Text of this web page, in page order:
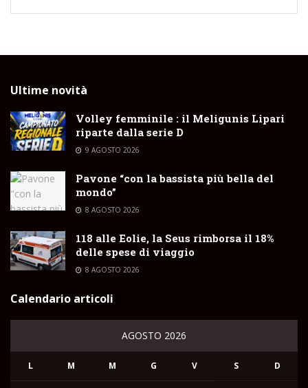
Ultime novità
Volley femminile : il Meligunis Lipari
riparte dalla serie D
9 AGOSTO 2026
Pavone “con la bassista più bella del
mondo”
8 AGOSTO 2026
118 alle Eolie, la Seus rimborsa il 18%
delle spese di viaggio
8 AGOSTO 2026
Calendario articoli
AGOSTO 2026
L M M G V S D